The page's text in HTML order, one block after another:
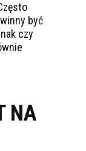
być
czy
NA